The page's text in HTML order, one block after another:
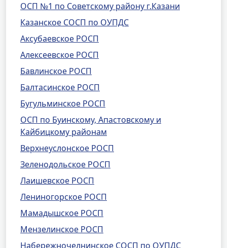
ОСП №1 по Советскому району г.Казани
Казанское СОСП по ОУПДС
Аксубаевское РОСП
Алексеевское РОСП
Бавлинское РОСП
Балтасинское РОСП
Бугульминское РОСП
ОСП по Буинскому, Апастовскому и
Кайбицкому районам
Верхнеуслонское РОСП
Зеленодольское РОСП
Лаишевское РОСП
Лениногорское РОСП
Мамадышское РОСП
Мензелинское РОСП
Набережночелнинское СОСП по ОУПДС